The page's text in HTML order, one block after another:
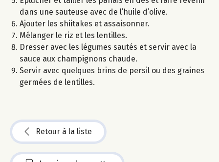
dans une sauteuse avec de l’huile d’olive.
Ajouter les shiitakes et assaisonner.
Mélanger le riz et les lentilles.
Dresser avec les légumes sautés et servir avec la
sauce aux champignons chaude.
Servir avec quelques brins de persil ou des graines
germées de lentilles.
Retour à la liste